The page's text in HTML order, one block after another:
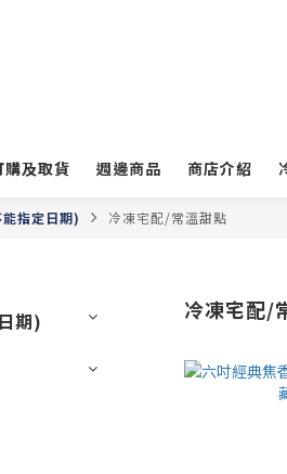
購及取貨 週邊商品 商店介紹
指定日期) 冷凍宅配/常溫甜點
期)
冷凍宅配/